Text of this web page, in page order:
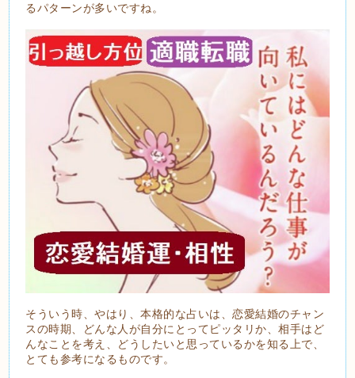
るパターンが多いですね。
そういう時、やはり、本格的な占いは、恋愛結婚のチャン
スの時期、どんな人が自分にとってピッタリか、相手はど
んなことを考え、どうしたいと思っているかを知る上で、
とても参考になるものです。